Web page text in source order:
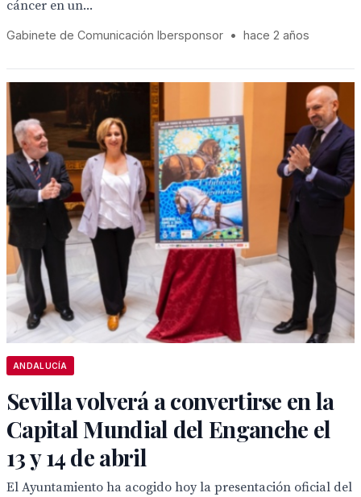
cáncer en un...
Gabinete de Comunicación Ibersponsor • hace 2 años
ANDALUCÍA
Sevilla volverá a convertirse en la
Capital Mundial del Enganche el
13 y 14 de abril
El Ayuntamiento ha acogido hoy la presentación oficial del